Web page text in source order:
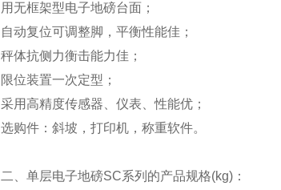
用无框架型电子地磅台面；
自动复位可调整脚，平衡性能佳；
秤体抗侧力衡击能力佳；
限位装置一次定型；
采用高精度传感器、仪表、性能优；
选购件：斜坡，打印机，称重软件。
二、单层电子地磅SC系列的产品规格(kg)：